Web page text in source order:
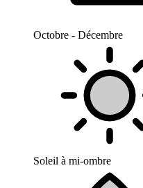
Octobre - Décembre
Soleil à mi-ombre